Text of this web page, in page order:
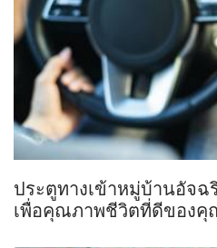
ประตูทางเข้าหมู่บ้านอัจฉ
เพื่อคุณภาพชีวิตที่ดีของคุ